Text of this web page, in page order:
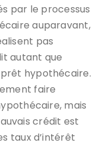
par le processus
auparavant,
pas
autant que
hypothécaire.
faire
mais
crédit est
taux d’intérêt